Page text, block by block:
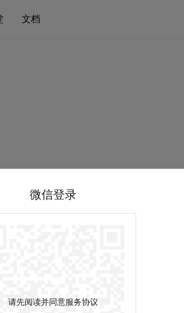
文档
微信登录
请先阅读并同意服务协议